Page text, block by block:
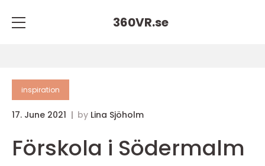
360VR.se
inspiration
17. June 2021 by Lina Sjöholm
Förskola i Södermalm